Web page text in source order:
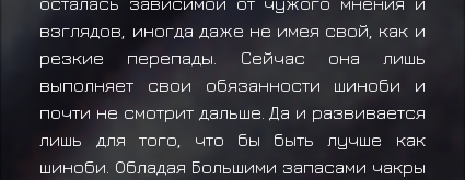
взглядов, иногда даже не имея свой, как и
резкие перепады. Сейчас она лишь
выполняет свои обязанности шиноби и
почти не смотрит дальше. Да и развивается
лишь для того, что бы быть лучше как
шиноби. Обладая Большими запасами чакры